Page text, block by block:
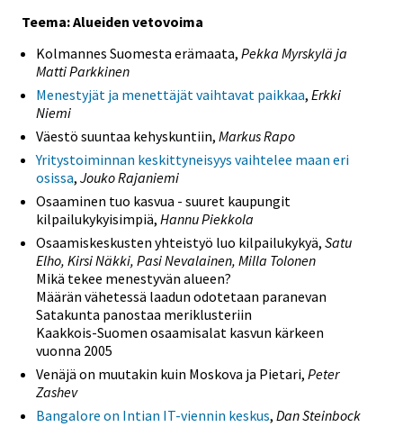
Teema: Alueiden vetovoima
Kolmannes Suomesta erämaata, Pekka Myrskylä ja
Matti Parkkinen
Menestyjät ja menettäjät vaihtavat paikkaa, Erkki
Niemi
Väestö suuntaa kehyskuntiin, Markus Rapo
Yritystoiminnan keskittyneisyys vaihtelee maan eri
osissa, Jouko Rajaniemi
Osaaminen tuo kasvua - suuret kaupungit
kilpailukykyisimpiä, Hannu Piekkola
Osaamiskeskusten yhteistyö luo kilpailukykyä, Satu
Elho, Kirsi Näkki, Pasi Nevalainen, Milla Tolonen
Mikä tekee menestyvän alueen?
Määrän vähetessä laadun odotetaan paranevan
Satakunta panostaa meriklusteriin
Kaakkois-Suomen osaamisalat kasvun kärkeen
vuonna 2005
Venäjä on muutakin kuin Moskova ja Pietari, Peter
Zashev
Bangalore on Intian IT-viennin keskus, Dan Steinbock